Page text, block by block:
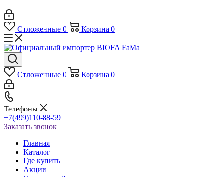
Отложенные 0 Корзина 0
Отложенные 0 Корзина 0
Телефоны
+7(499)110-88-59
Заказать звонок
Главная
Каталог
Где купить
Акции